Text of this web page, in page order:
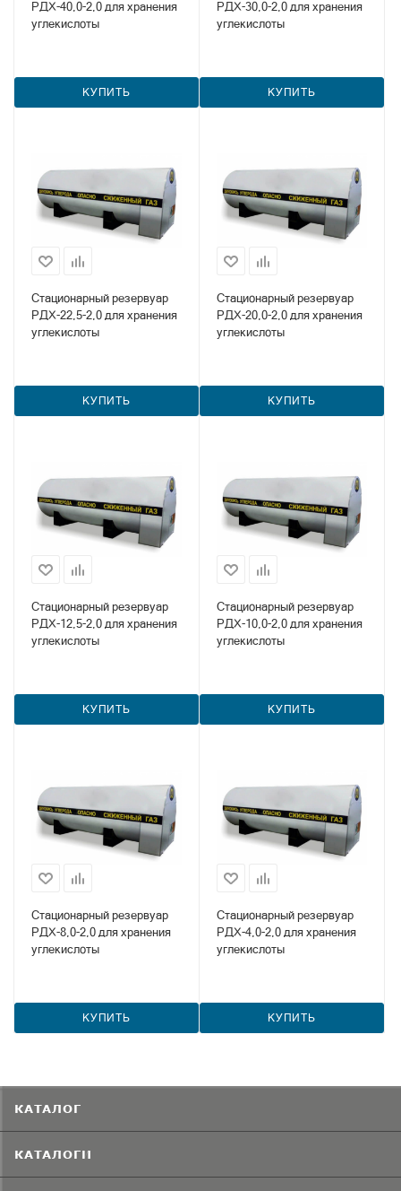
РДХ-40,0-2,0 для хранения
углекислоты
КУПИТЬ
РДХ-30,0-2,0 для хранения
углекислоты
КУПИТЬ
Стационарный резервуар
РДХ-22,5-2,0 для хранения
углекислоты
КУПИТЬ
Стационарный резервуар
РДХ-20,0-2,0 для хранения
углекислоты
КУПИТЬ
Стационарный резервуар
РДХ-12,5-2,0 для хранения
углекислоты
КУПИТЬ
Стационарный резервуар
РДХ-10,0-2,0 для хранения
углекислоты
КУПИТЬ
Стационарный резервуар
РДХ-8,0-2,0 для хранения
углекислоты
КУПИТЬ
Стационарный резервуар
РДХ-4,0-2,0 для хранения
углекислоты
КУПИТЬ
КАТАЛОГ
КАТАЛОГИ